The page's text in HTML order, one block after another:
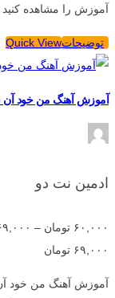
آموزش را مشاهده کنید
توضیحاتQuick View
آموزش آهنگ من خود آن
ادمین نت دو
۶۰,۰۰۰ تومان –
۶۹,۰۰۰ تومان
آموزش آهنگ من خود